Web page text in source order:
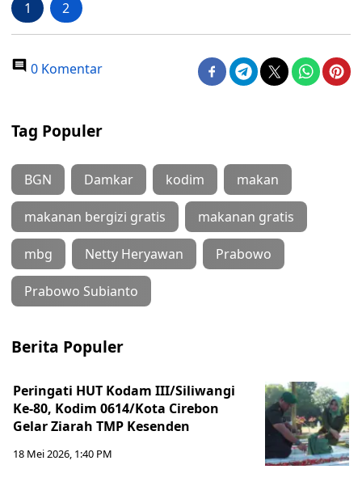
1 2
0 Komentar
Tag Populer
BGN Damkar kodim makan
makanan bergizi gratis makanan gratis
mbg Netty Heryawan Prabowo
Prabowo Subianto
Berita Populer
Peringati HUT Kodam III/Siliwangi
Ke-80, Kodim 0614/Kota Cirebon
Gelar Ziarah TMP Kesenden
18 Mei 2026, 1:40 PM